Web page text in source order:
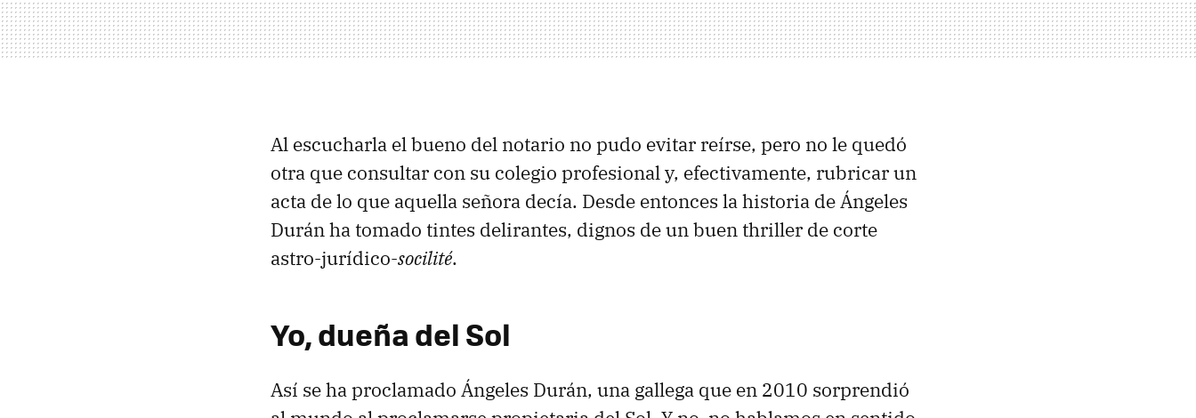
Al escucharla el bueno del notario no pudo evitar reírse, pero no le quedó
otra que consultar con su colegio profesional y, efectivamente, rubricar un
acta de lo que aquella señora decía. Desde entonces la historia de Ángeles
Durán ha tomado tintes delirantes, dignos de un buen thriller de corte
astro-jurídico-socilité.
Yo, dueña del Sol
Así se ha proclamado Ángeles Durán, una gallega que en 2010 sorprendió